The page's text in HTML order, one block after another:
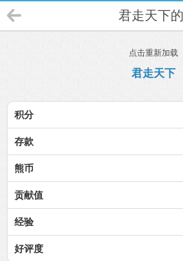
君走天下
点击重新加载
君走天下
积分
存款
熊币
贡献值
经验
好评度